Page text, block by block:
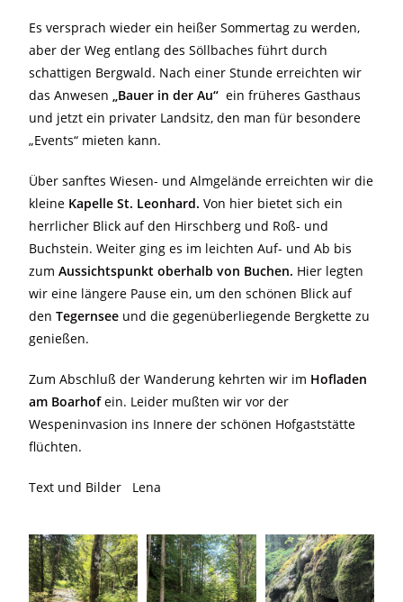
Es versprach wieder ein heißer Sommertag zu werden,
aber der Weg entlang des Söllbaches führt durch
schattigen Bergwald. Nach einer Stunde erreichten wir
das Anwesen „Bauer in der Au“ ein früheres Gasthaus
und jetzt ein privater Landsitz, den man für besondere
„Events“ mieten kann.
Über sanftes Wiesen- und Almgelände erreichten wir die
kleine Kapelle St. Leonhard.Von hier bietet sich ein
herrlicher Blick auf den Hirschberg und Roß- und
Buchstein. Weiter ging es im leichten Auf- und Ab bis
zum Aussichtspunkt oberhalb von Buchen. Hier legten
wir eine längere Pause ein, um den schönen Blick auf
denTegernsee und die gegenüberliegende Bergkette zu
genießen.
Zum Abschluß der Wanderung kehrten wir im Hofladen
am Boarhofein. Leider mußten wir vor der
Wespeninvasion ins Innere der schönen Hofgaststätte
flüchten.
Text und Bilder Lena